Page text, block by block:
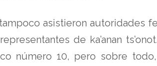
asistieron autoridades
de ka’anan
número 10, pero sobre